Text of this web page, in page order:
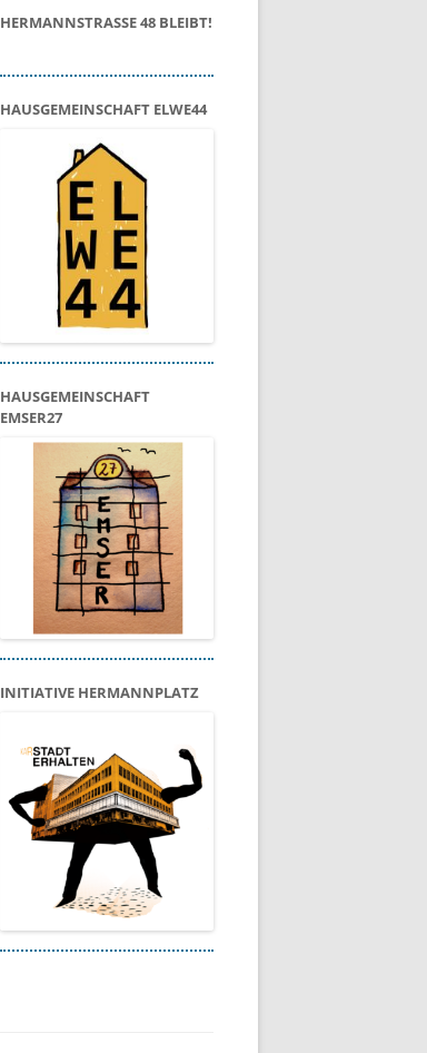
HERMANNSTRASSE 48 BLEIBT!
HAUSGEMEINSCHAFT ELWE44
HAUSGEMEINSCHAFT
EMSER27
INITIATIVE HERMANNPLATZ